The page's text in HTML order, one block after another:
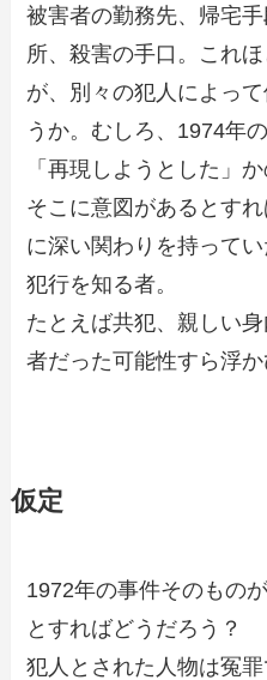
被害者の勤務先、帰宅
所、殺害の手口。これ
が、別々の犯人によっ
うか。むしろ、1974年
「再現しようとした」
そこに意図があるとす
に深い関わりを持って
犯行を知る者。
たとえば共犯、親しい
者だった可能性すら浮か
仮定
1972年の事件そのもの
とすればどうだろう？
犯人とされた人物は冤